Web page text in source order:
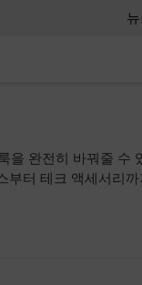
을 완전히 바꿔줄 수
부터 테크 액세서리